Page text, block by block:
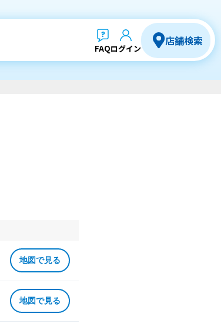
FAQログイン
店舗検索
地図で見る
地図で見る